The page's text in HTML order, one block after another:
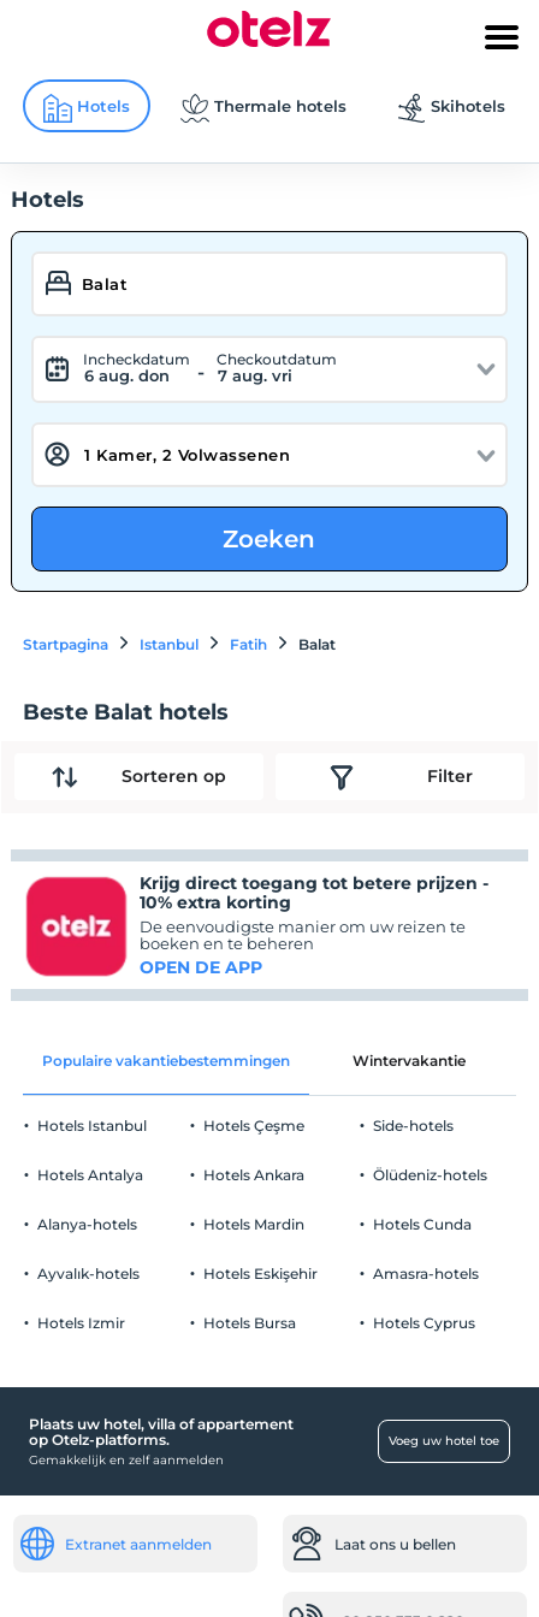
Hotels Thermale hotels Skihotels
Hotels
Incheckdatum
6 aug. don -
Checkoutdatum
7 aug. vri
Zoeken
Startpagina Istanbul Fatih Balat
Beste Balat hotels
Sorteren op Filter
Krijg direct toegang tot betere prijzen -
10% extra korting
De eenvoudigste manier om uw reizen te
boeken en te beheren
OPEN DE APP
Populaire vakantiebestemmingen Wintervakantie
Hotels Istanbul
Hotels Antalya
Alanya-hotels
Ayvalık-hotels
Hotels Izmir
Hotels Çeşme
Hotels Ankara
Hotels Mardin
Hotels Eskişehir
Hotels Bursa
Side-hotels
Ölüdeniz-hotels
Hotels Cunda
Amasra-hotels
Hotels Cyprus
Plaats uw hotel, villa of appartement
op Otelz-platforms.
Gemakkelijk en zelf aanmelden
Voeg uw hotel toe
Extranet aanmelden Laat ons u bellen